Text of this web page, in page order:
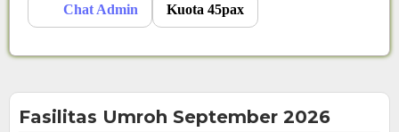
Chat Admin Kuota 45pax
Fasilitas Umroh September 2026